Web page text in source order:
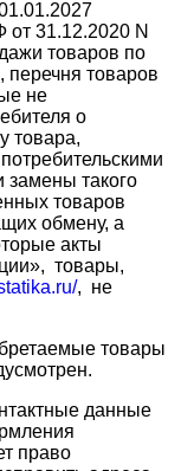
от 31.12.2020 N
товаров по
перечня товаров
не
о
товара,
замены такого
товаров
обмену, а
акты
товары,
, не
товары
данные
право